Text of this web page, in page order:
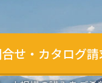
せ・カタログ